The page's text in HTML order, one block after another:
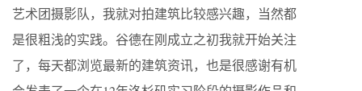
艺术团摄影队，我就对拍建筑比较感兴趣，当然都
是很粗浅的实践。谷德在刚成立之初我就开始关注
了，每天都浏览最新的建筑资讯，也是很感谢有机